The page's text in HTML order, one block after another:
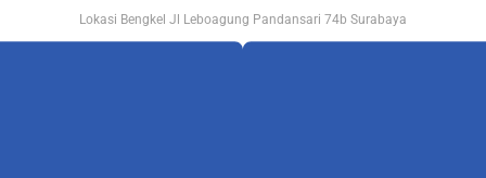
Lokasi Bengkel Jl Leboagung Pandansari 74b Surabaya